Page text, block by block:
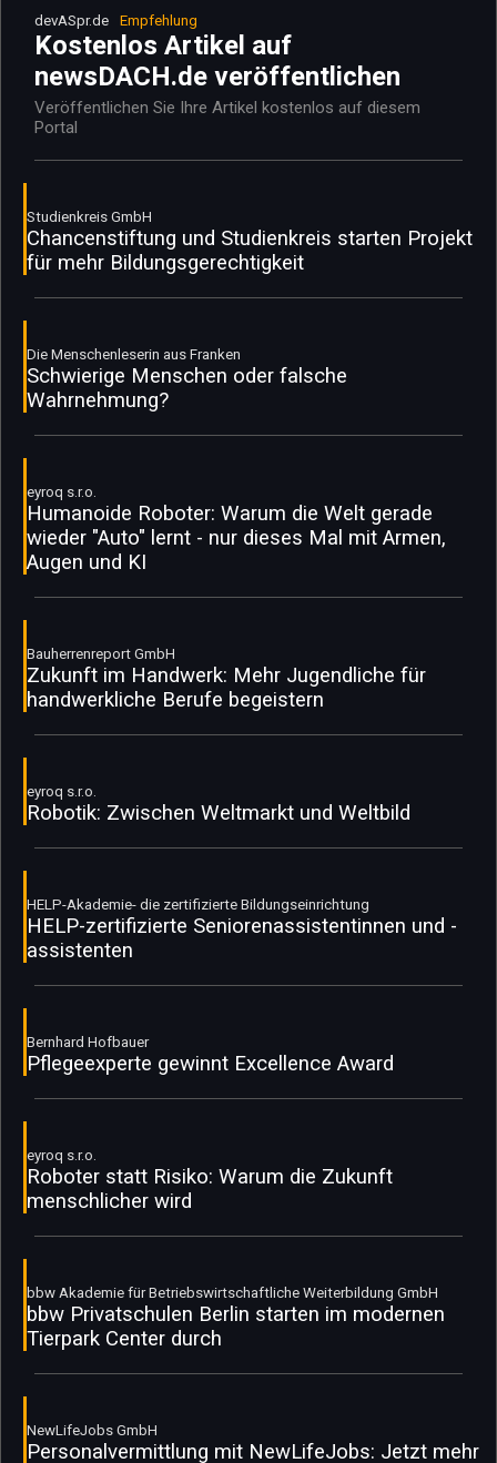
devASpr.de Empfehlung
Kostenlos Artikel auf
newsDACH.de veröffentlichen
Veröffentlichen Sie Ihre Artikel kostenlos auf diesem
Portal
Studienkreis GmbH
Chancenstiftung und Studienkreis starten Projekt
für mehr Bildungsgerechtigkeit
Die Menschenleserin aus Franken
Schwierige Menschen oder falsche
Wahrnehmung?
eyroq s.r.o.
Humanoide Roboter: Warum die Welt gerade
wieder "Auto" lernt - nur dieses Mal mit Armen,
Augen und KI
Bauherrenreport GmbH
Zukunft im Handwerk: Mehr Jugendliche für
handwerkliche Berufe begeistern
eyroq s.r.o.
Robotik: Zwischen Weltmarkt und Weltbild
HELP-Akademie- die zertifizierte Bildungseinrichtung
HELP-zertifizierte Seniorenassistentinnen und -
assistenten
Bernhard Hofbauer
Pflegeexperte gewinnt Excellence Award
eyroq s.r.o.
Roboter statt Risiko: Warum die Zukunft
menschlicher wird
bbw Akademie für Betriebswirtschaftliche Weiterbildung GmbH
bbw Privatschulen Berlin starten im modernen
Tierpark Center durch
NewLifeJobs GmbH
Personalvermittlung mit NewLifeJobs: Jetzt mehr